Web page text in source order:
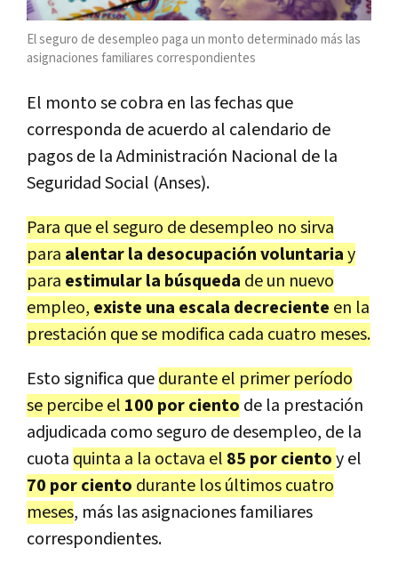
El seguro de desempleo paga un monto determinado más las
asignaciones familiares correspondientes
El monto se cobra en las fechas que
corresponda de acuerdo al calendario de
pagos de la Administración Nacional de la
Seguridad Social (Anses).
Para que el seguro de desempleo no sirva
para alentar la desocupación voluntariay
para estimular la búsqueda de un nuevo
empleo, existe una escala decreciente en la
prestación que se modifica cada cuatro meses.
Esto significa quedurante el primer período
se percibe el 100 por ciento de la prestación
adjudicada como seguro de desempleo, de la
cuota quinta a la octava el 85 por cientoy el
70 por ciento durante los últimos cuatro
meses, más las asignaciones familiares
correspondientes.